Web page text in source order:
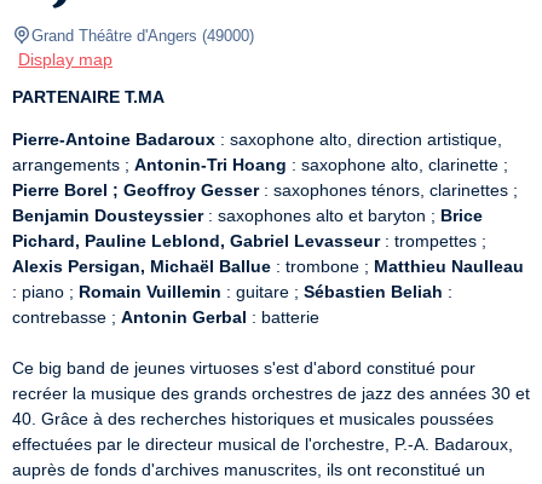
Grand Théâtre d'Angers (49000)
Display map
PARTENAIRE T.MA
Pierre-Antoine Badaroux : saxophone alto, direction artistique,
arrangements ; Antonin-Tri Hoang
Pierre Borel ; Geoffroy Gesser
Benjamin Dousteyssier : saxophones alto et baryton ; Brice
Pichard, Pauline Leblond, Gabriel Levasseur
Alexis Persigan, Michaël Ballue : trombone ; Matthieu Naulleau
: piano ; Romain Vuillemin : guitare ; Sébastien Beliah :
contrebasse ; Antonin Gerbal : batterie
Ce big band de jeunes virtuoses s'est d'abord constitué pour
recréer la musique des grands orchestres de jazz des années 30 et
40. Grâce à des recherches historiques et musicales poussées
effectuées par le directeur musical de l'orchestre, P.-A. Badaroux,
auprès de fonds d'archives manuscrites, ils ont reconstitué un